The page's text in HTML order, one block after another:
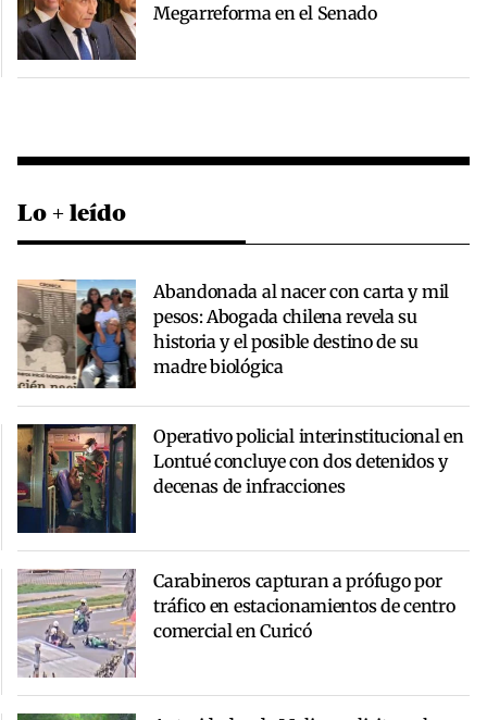
Megarreforma en el Senado
Lo + leído
Abandonada al nacer con carta y mil
pesos: Abogada chilena revela su
historia y el posible destino de su
madre biológica
Operativo policial interinstitucional en
Lontué concluye con dos detenidos y
decenas de infracciones
Carabineros capturan a prófugo por
tráfico en estacionamientos de centro
comercial en Curicó